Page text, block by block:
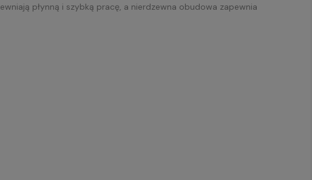
płynną i szybką pracę, a nierdzewna obudowa zapewnia